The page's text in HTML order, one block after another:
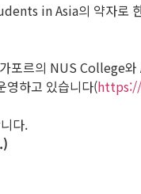
in Asia의 약자로 한,
가포르의 NUS
영하고 있습니다(
다.